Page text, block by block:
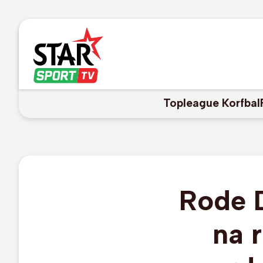
Topleague Korfbal
Rode
na